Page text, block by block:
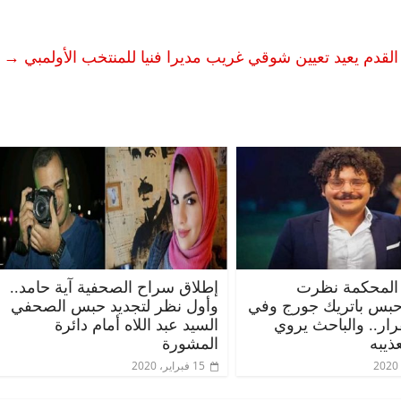
→
نظرت
حبس باتريك جورج وفي
والباحث يروي
إطلاق سراح الصحفية آية حامد..
وأول نظر لتجديد حبس الصحفي
السيد عبد اللاه أمام دائرة
المشورة
15 فبراير، 2020
مقعد
الحبايب
22 فبراير،
ناس وناس
مقعد شاغر على مائدة الإفطار.. يحيى
حسين عبدالهادي فارس مقاومة
الخصخصة الذي دافع عن المال العام
21 فبراير، 2026
فقيه